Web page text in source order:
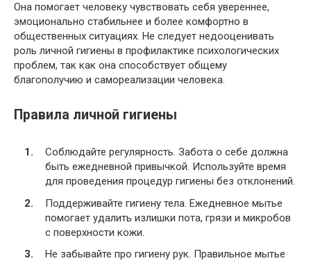
Она помогает человеку чувствовать себя увереннее,
эмоционально стабильнее и более комфортно в
общественных ситуациях. Не следует недооценивать
роль личной гигиены в профилактике психологических
проблем, так как она способствует общему
благополучию и самореализации человека.
Правила личной гигиены
Соблюдайте регулярность. Забота о себе должна
быть ежедневной привычкой. Используйте время
для проведения процедур гигиены без отклонений.
Поддерживайте гигиену тела. Ежедневное мытье
помогает удалить излишки пота, грязи и микробов
с поверхности кожи.
Не забывайте про гигиену рук. Правильное мытье